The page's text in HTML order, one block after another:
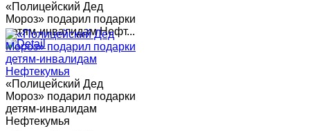
«Полицейский Дед
Мороз» подарил подарки
детям-инвалидам Нефт...
«Полицейский Дед
Мороз» подарил подарки
детям-инвалидам
Нефтекумья